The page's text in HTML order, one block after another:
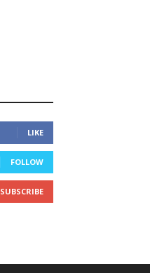
LIKE
FOLLOW
SUBSCRIBE